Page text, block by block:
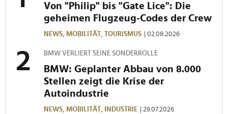
Von "Philip" bis "Gate Lice": Die
geheimen Flugzeug-Codes der Crew
NEWS, MOBILITÄT, TOURISMUS | 02.08.2026
BMW VERLIERT SEINE SONDERROLLE
BMW: Geplanter Abbau von 8.000
Stellen zeigt die Krise der
Autoindustrie
NEWS, MOBILITÄT, INDUSTRIE | 29.07.2026